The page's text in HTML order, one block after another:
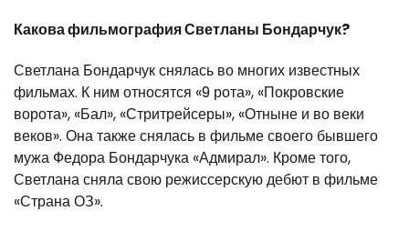
Какова фильмография Светланы Бондарчук?
Светлана Бондарчук снялась во многих известных
фильмах. К ним относятся «9 рота», «Покровские
ворота», «Бал», «Стритрейсеры», «Отныне и во веки
веков». Она также снялась в фильме своего бывшего
мужа Федора Бондарчука «Адмирал». Кроме того,
Светлана сняла свою режиссерскую дебют в фильме
«Страна ОЗ».